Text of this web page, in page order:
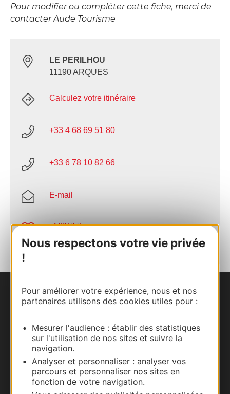
Nous respectons votre vie privée
!
Pour améliorer votre expérience, nous et nos
partenaires utilisons des cookies utiles pour :
Mesurer l'audience : établir des statistiques
sur l'utilisation de nos sites et suivre la
navigation.
Analyser et personnaliser : analyser vos
parcours et personnaliser nos sites en
fonction de votre navigation.
Pour modifier ou compléter cette fiche, merci de
contacter Aude Tourisme
LE PERILHOU
11190 ARQUES
Calculez votre itinéraire
+33 4 68 69 51 80
+33 6 78 10 82 66
E-mail
AJOUTER
Nous contacter
Documentation